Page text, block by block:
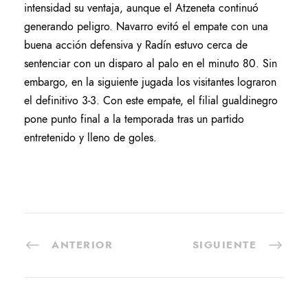
intensidad su ventaja, aunque el Atzeneta continuó
generando peligro. Navarro evitó el empate con una
buena acción defensiva y Radín estuvo cerca de
sentenciar con un disparo al palo en el minuto 80. Sin
embargo, en la siguiente jugada los visitantes lograron
el definitivo 3-3. Con este empate, el filial gualdinegro
pone punto final a la temporada tras un partido
entretenido y lleno de goles.
ANTERIOR SIGUIENTE